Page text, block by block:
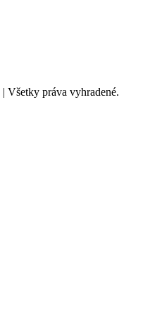
| Všetky práva vyhradené.